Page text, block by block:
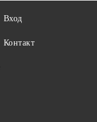
Вход
Контакт